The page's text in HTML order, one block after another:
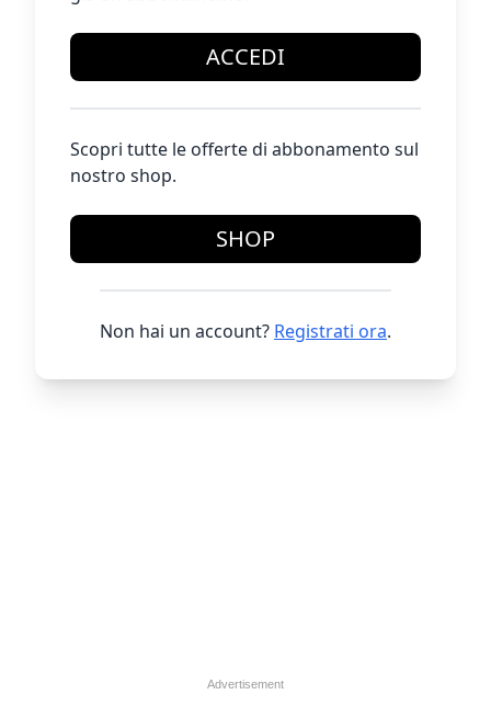
ACCEDI
Scopri tutte le offerte di abbonamento sul
nostro shop.
SHOP
Non hai un account? Registrati ora.